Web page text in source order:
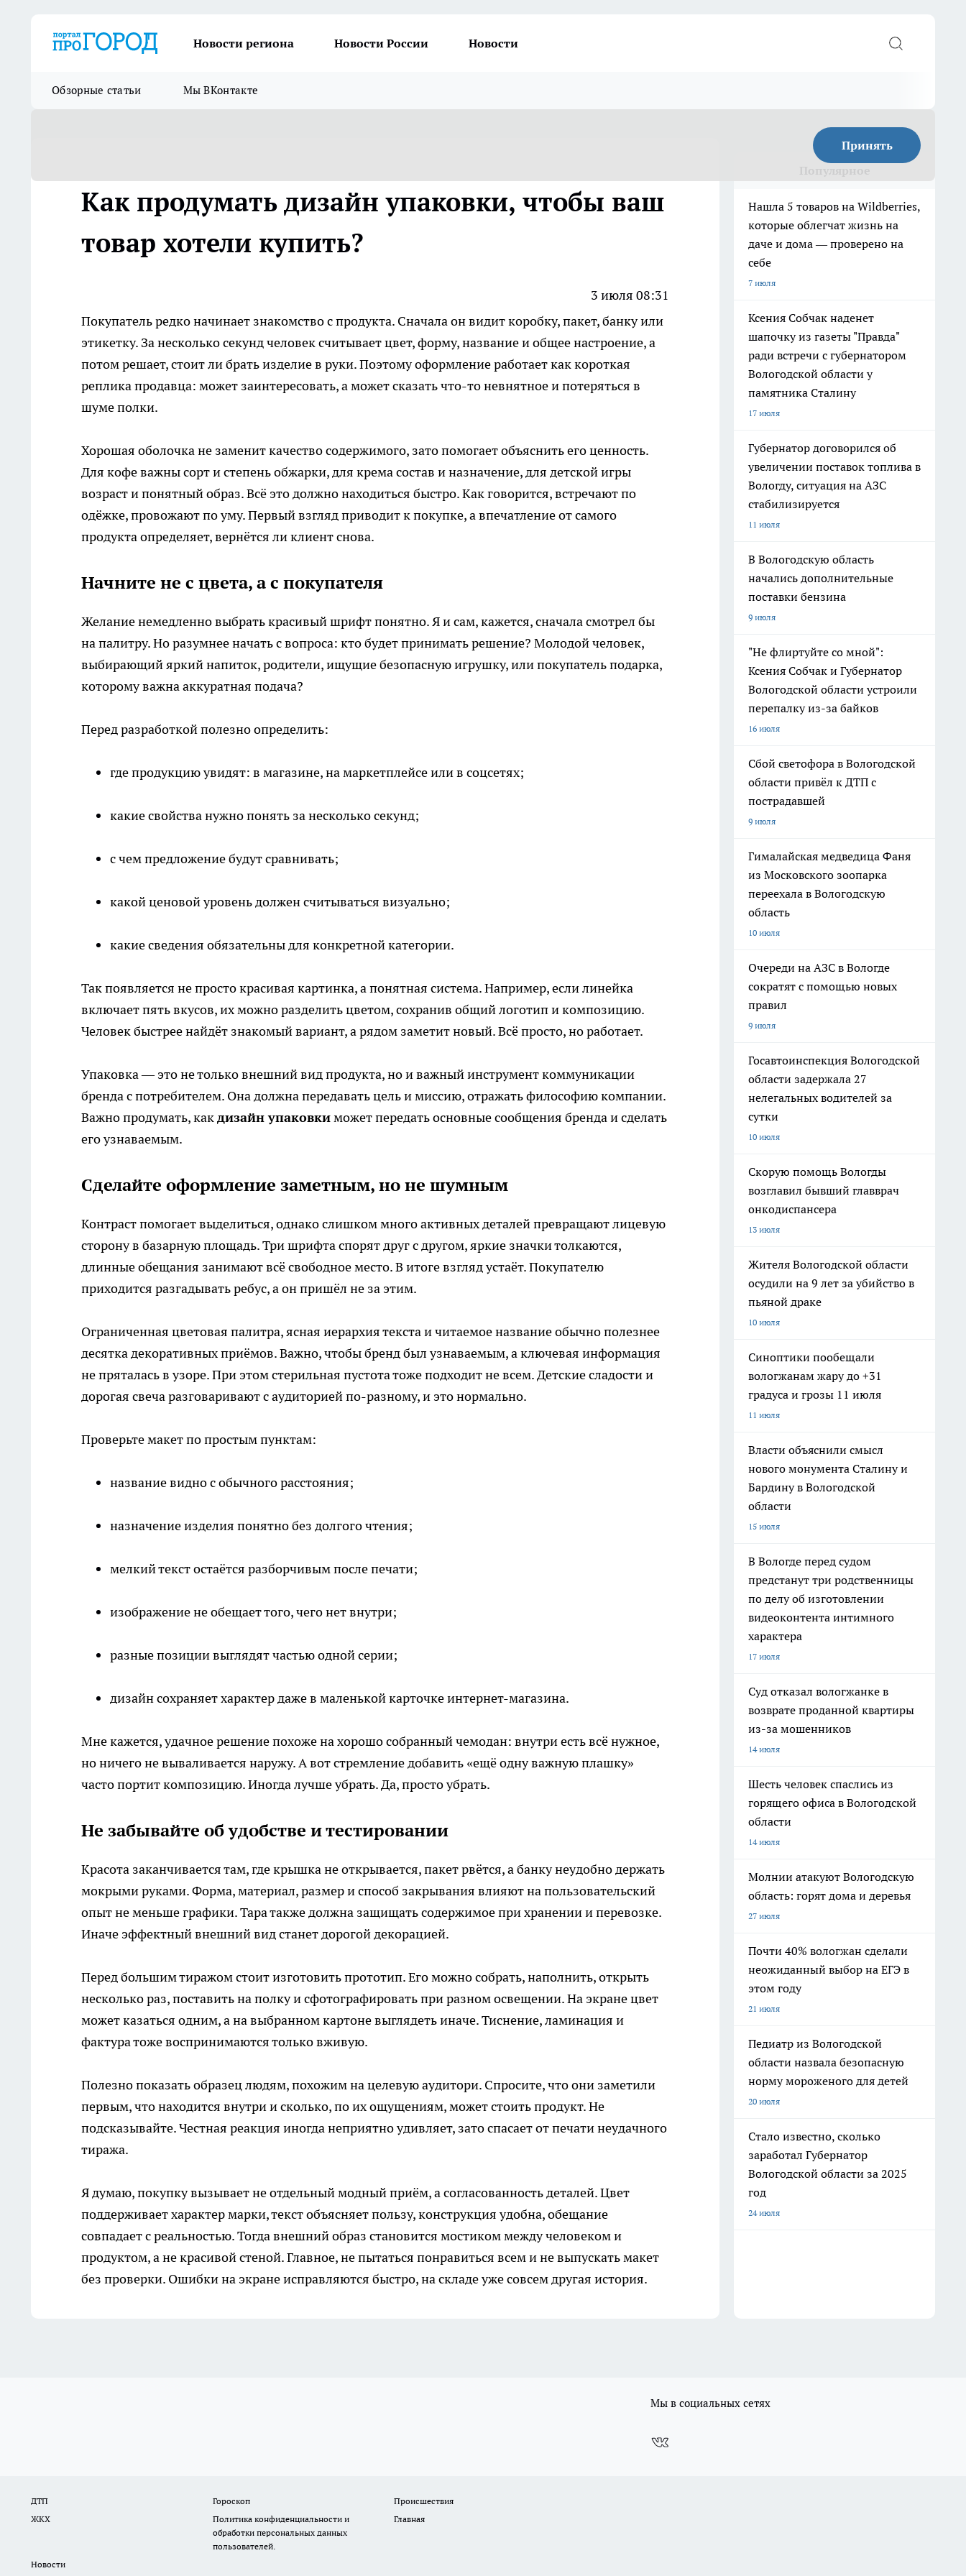
Новости региона Новости России Новости
Обзорные статьи Мы ВКонтакте
Принять
Как продумать дизайн упаковки, чтобы ваш
товар хотели купить?
3 июля 08:31
Покупатель редко начинает знакомство с продукта. Сначала он видит коробку, пакет, банку или
этикетку. За несколько секунд человек считывает цвет, форму, название и общее настроение, а
потом решает, стоит ли брать изделие в руки. Поэтому оформление работает как короткая
реплика продавца: может заинтересовать, а может сказать что-то невнятное и потеряться в
шуме полки.
Хорошая оболочка не заменит качество содержимого, зато помогает объяснить его ценность.
Для кофе важны сорт и степень обжарки, для крема состав и назначение, для детской игры
возраст и понятный образ. Всё это должно находиться быстро. Как говорится, встречают по
одёжке, провожают по уму. Первый взгляд приводит к покупке, а впечатление от самого
продукта определяет, вернётся ли клиент снова.
Начните не с цвета, а с покупателя
Желание немедленно выбрать красивый шрифт понятно. Я и сам, кажется, сначала смотрел бы
на палитру. Но разумнее начать с вопроса: кто будет принимать решение? Молодой человек,
выбирающий яркий напиток, родители, ищущие безопасную игрушку, или покупатель подарка,
которому важна аккуратная подача?
Перед разработкой полезно определить:
где продукцию увидят: в магазине, на маркетплейсе или в соцсетях;
какие свойства нужно понять за несколько секунд;
с чем предложение будут сравнивать;
какой ценовой уровень должен считываться визуально;
какие сведения обязательны для конкретной категории.
Так появляется не просто красивая картинка, а понятная система. Например, если линейка
включает пять вкусов, их можно разделить цветом, сохранив общий логотип и композицию.
Человек быстрее найдёт знакомый вариант, а рядом заметит новый. Всё просто, но работает.
Упаковка — это не только внешний вид продукта, но и важный инструмент коммуникации
бренда с потребителем. Она должна передавать цель и миссию, отражать философию компании.
Важно продумать, какдизайн упаковкиможет передать основные сообщения бренда и сделать
его узнаваемым.
Сделайте оформление заметным, но не шумным
Контраст помогает выделиться, однако слишком много активных деталей превращают лицевую
сторону в базарную площадь. Три шрифта спорят друг с другом, яркие значки толкаются,
длинные обещания занимают всё свободное место. В итоге взгляд устаёт. Покупателю
приходится разгадывать ребус, а он пришёл не за этим.
Ограниченная цветовая палитра, ясная иерархия текста и читаемое название обычно полезнее
десятка декоративных приёмов. Важно, чтобы бренд был узнаваемым, а ключевая информация
не пряталась в узоре. При этом стерильная пустота тоже подходит не всем. Детские сладости и
дорогая свеча разговаривают с аудиторией по-разному, и это нормально.
Проверьте макет по простым пунктам:
название видно с обычного расстояния;
назначение изделия понятно без долгого чтения;
мелкий текст остаётся разборчивым после печати;
изображение не обещает того, чего нет внутри;
разные позиции выглядят частью одной серии;
дизайн сохраняет характер даже в маленькой карточке интернет-магазина.
Мне кажется, удачное решение похоже на хорошо собранный чемодан: внутри есть всё нужное,
но ничего не вываливается наружу. А вот стремление добавить «ещё одну важную плашку»
часто портит композицию. Иногда лучше убрать. Да, просто убрать.
Не забывайте об удобстве и тестировании
Красота заканчивается там, где крышка не открывается, пакет рвётся, а банку неудобно держать
мокрыми руками. Форма, материал, размер и способ закрывания влияют на пользовательский
опыт не меньше графики. Тара также должна защищать содержимое при хранении и перевозке.
Иначе эффектный внешний вид станет дорогой декорацией.
Перед большим тиражом стоит изготовить прототип. Его можно собрать, наполнить, открыть
несколько раз, поставить на полку и сфотографировать при разном освещении. На экране цвет
может казаться одним, а на выбранном картоне выглядеть иначе. Тиснение, ламинация и
фактура тоже воспринимаются только вживую.
Полезно показать образец людям, похожим на целевую аудитори. Спросите, что они заметили
первым, что находится внутри и сколько, по их ощущениям, может стоить продукт. Не
подсказывайте. Честная реакция иногда неприятно удивляет, зато спасает от печати неудачного
тиража.
Я думаю, покупку вызывает не отдельный модный приём, а согласованность деталей. Цвет
поддерживает характер марки, текст объясняет пользу, конструкция удобна, обещание
совпадает с реальностью. Тогда внешний образ становится мостиком между человеком и
продуктом, а не красивой стеной. Главное, не пытаться понравиться всем и не выпускать макет
без проверки. Ошибки на экране исправляются быстро, на складе уже совсем другая история.
Нашла 5 товаров на Wildberries,
которые облегчат жизнь на
даче и дома — проверено на
себе
7 июля
Ксения Собчак наденет
шапочку из газеты "Правда"
ради встречи с губернатором
Вологодской области у
памятника Сталину
17 июля
Губернатор договорился об
увеличении поставок топлива в
Вологду, ситуация на АЗС
стабилизируется
11 июля
В Вологодскую область
начались дополнительные
поставки бензина
9 июля
"Не флиртуйте со мной":
Ксения Собчак и Губернатор
Вологодской области устроили
перепалку из-за байков
16 июля
Сбой светофора в Вологодской
области привёл к ДТП с
пострадавшей
9 июля
Гималайская медведица Фаня
из Московского зоопарка
переехала в Вологодскую
область
10 июля
Очереди на АЗС в Вологде
сократят с помощью новых
правил
9 июля
Госавтоинспекция Вологодской
области задержала 27
нелегальных водителей за
сутки
10 июля
Скорую помощь Вологды
возглавил бывший главврач
онкодиспансера
13 июля
Жителя Вологодской области
осудили на 9 лет за убийство в
пьяной драке
10 июля
Синоптики пообещали
вологжанам жару до +31
градуса и грозы 11 июля
11 июля
Власти объяснили смысл
нового монумента Сталину и
Бардину в Вологодской
области
15 июля
В Вологде перед судом
предстанут три родственницы
по делу об изготовлении
видеоконтента интимного
характера
17 июля
Суд отказал вологжанке в
возврате проданной квартиры
из-за мошенников
14 июля
Шесть человек спаслись из
горящего офиса в Вологодской
области
14 июля
Молнии атакуют Вологодскую
область: горят дома и деревья
27 июля
Почти 40% вологжан сделали
неожиданный выбор на ЕГЭ в
этом году
21 июля
Педиатр из Вологодской
области назвала безопасную
норму мороженого для детей
20 июля
Стало известно, сколько
заработал Губернатор
Вологодской области за 2025
год
24 июля
Мы в социальных сетях
ДТП Гороскоп
Происшествия
ЖКХ
Политика конфиденциальности и
обработки персональных данных
пользователей.
Главная
Новости